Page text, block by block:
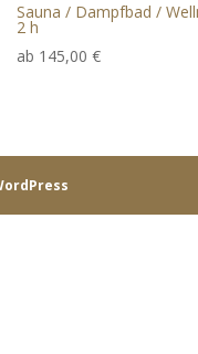
Sauna / Dampfbad /
2 h
ab 145,00 €